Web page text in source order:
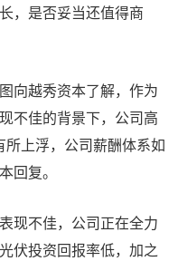
，是否妥当还值得商
向越秀资本了解，作为
不佳的背景下，公司高
上浮，公司薪酬体系如
回复。
现不佳，公司正在全力
伏投资回报率低，加之